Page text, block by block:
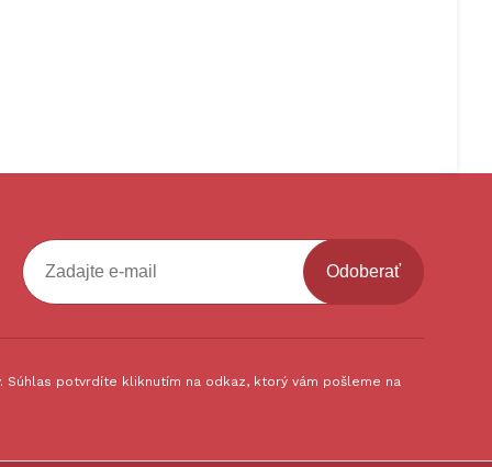
Odoberať
potvrdíte kliknutím na odkaz, ktorý vám pošleme na